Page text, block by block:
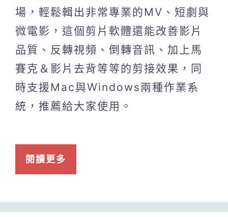
場，輕鬆輯出非常專業的MV、短劇與
微電影，這個剪片軟體還能改善影片
品質、反轉視頻、倒轉音訊、加上馬
賽克＆影片去背等等的剪接效果，同
時支援Mac與Windows兩種作業系
統，推薦給大家使用。
閱讀更多